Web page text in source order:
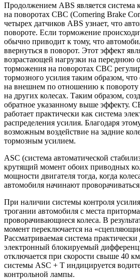
Продолжением ABS является система
на поворотах СВС (Cornering Brake
четырех датчиков ABS узнает, что
повороте. Если торможение
обычно приводит к тому, что
ввернуться в поворот. Этот эффект
возрастающей нагрузки на переднюю
торможения на поворотах СВС
тормозного усилия таким образом, что
на внешнем по отношению к повороту
на других колесах. Таким образом,
обратное указанному выше эффекту.
работает практически как система
распределения усилия. Благодаря
возможным воздействие на задние
тормозным усилием.
АSС (система автоматической
крутящий момент обоих приводных
мощности двигателя тогда, когда
автомобиля начинают
При наличии системы контроля
трогании автомобиля с места
проворачивающиеся колеса. В
момент переключается на
Рассматриваемая система практически
электронный блокируемый
отключается при скорости свыше 40
системы ASC + Т индицируется
контрольной лампы.